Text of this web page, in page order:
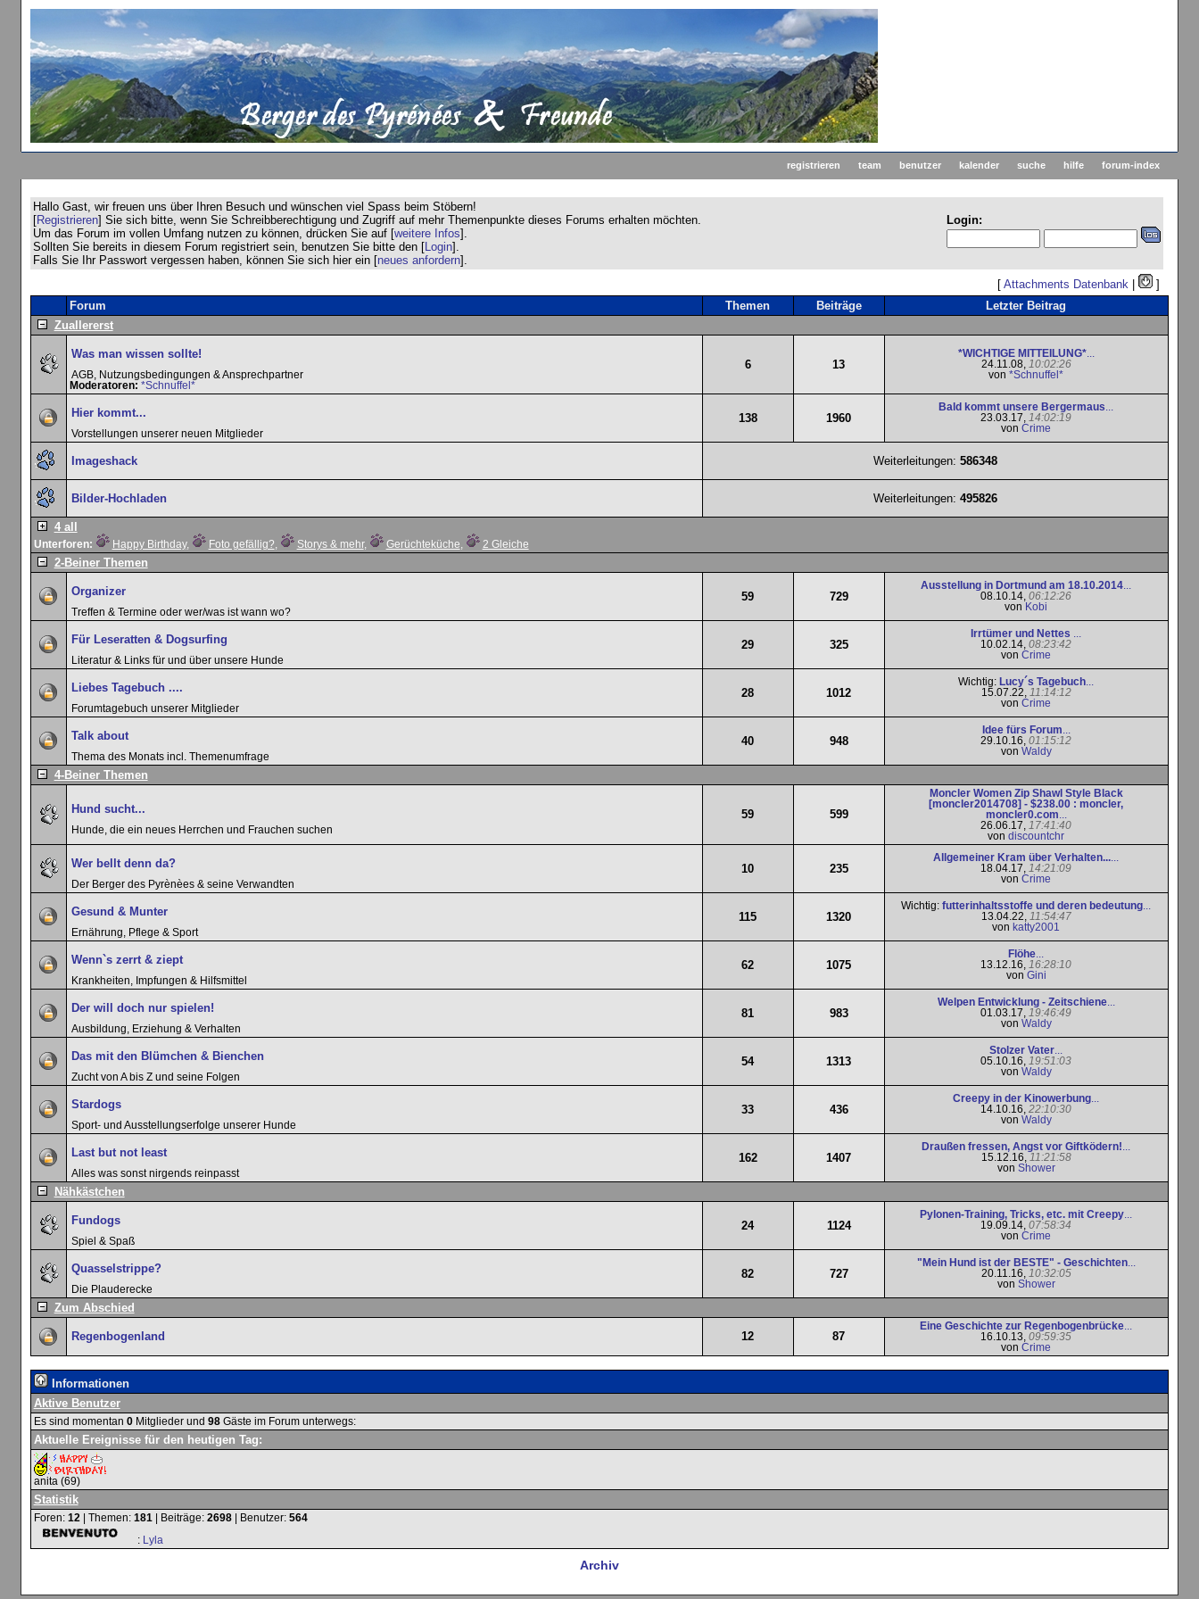
forum-index
hilfe
suche
kalender
benutzer
team
registrieren
Login:
Hallo Gast, wir freuen uns über Ihren Besuch und wünschen viel Spass beim Stöbern!
[Registrieren] Sie sich bitte, wenn Sie Schreibberechtigung und Zugriff auf mehr Themenpunkte dieses Forums erhalten möchten.
Um das Forum im vollen Umfang nutzen zu können, drücken Sie auf [weitere Infos].
Sollten Sie bereits in diesem Forum registriert sein, benutzen Sie bitte den [Login].
Falls Sie Ihr Passwort vergessen haben, können Sie sich hier ein [neues anfordern].
[Attachments Datenbank |
]
Forum
Themen Beiträge
Letzter Beitrag
Zuallererst
Was man wissen sollte!
AGB, Nutzungsbedingungen & Ansprechpartner
Moderatoren: *Schnuffel*
6 13
*WICHTIGE MITTEILUNG*...
24.11.08,
10:02:26
von*Schnuffel*
Hier kommt...
Vorstellungen unserer neuen Mitglieder
138 1960
Bald kommt unsere Bergermaus
23.03.17,
14:02:19
vonCrime
Imageshack Weiterleitungen: 586348
Bilder-Hochladen Weiterleitungen: 495826
4 all
Unterforen: Happy Birthday, Foto gefällig? Storys & mehr, Gerüchteküche 2 Gleiche
2-Beiner Themen
Organizer
Treffen & Termine oder wer/was ist wann wo?
59 729
Ausstellung in Dortmund am 18.10.2014
08.10.14,06:12:26
von Kobi
Für Leseratten & Dogsurfing
Literatur & Links für und über unsere Hunde
29 325
Irrtümer und Nettes
10.02.14,08:23:42
vonCrime
Liebes Tagebuch ....
Forumtagebuch unserer Mitglieder
28 1012
Wichtig: Lucy´s Tagebuch
15.07.22,
11:14:12
vonCrime
Talk about
Thema des Monats incl. Themenumfrage
40 948
Idee fürs Forum
29.10.16,01:15:12
von Waldy
4-Beiner Themen
Hund sucht...
Hunde, die ein neues Herrchen und Frauchen suchen
59 599
Moncler Women Zip Shawl Style Black
[moncler2014708] - $238.00 : moncler,
moncler0.com
26.06.17,
17:41:40
vondiscountchr
Wer bellt denn da?
Der Berger des Pyrènèes & seine Verwandten
10 235
Allgemeiner Kram über Verhalten...
18.04.17,
14:21:09
vonCrime
Gesund & Munter
Ernährung, Pflege & Sport
115 1320
Wichtig:futterinhaltsstoffe und deren bedeutung
13.04.22,
11:54:47
von katty2001
Wenn`s zerrt & ziept
Krankheiten, Impfungen & Hilfsmittel
62 1075
Flöhe
13.12.16,
16:28:10
von Gini
Der will doch nur spielen!
Ausbildung, Erziehung & Verhalten
81 983
Welpen Entwicklung - Zeitschiene...
01.03.17,
19:46:49
von Waldy
Das mit den Blümchen & Bienchen
Zucht von A bis Z und seine Folgen
54 1313
Stolzer Vater
05.10.16,
19:51:03
von Waldy
Stardogs
Sport- und Ausstellungserfolge unserer Hunde
33 436
Creepy in der Kinowerbung
14.10.16,22:10:30
von Waldy
Last but not least
Alles was sonst nirgends reinpasst
162 1407
Draußen fressen, Angst vor Giftködern!
15.12.16,
11:21:58
von Shower
Nähkästchen
Fundogs
Spiel & Spaß
24 1124
Pylonen-Training, Tricks, etc. mit Creepy
19.09.14,07:58:34
vonCrime
Quasselstrippe?
Die Plauderecke
82 727
"Mein Hund ist der BESTE" - Geschichten...
20.11.16,
10:32:05
von Shower
Zum Abschied
Regenbogenland 12 87
Eine Geschichte zur Regenbogenbrücke
16.10.13,09:59:35
vonCrime
Informationen
Aktive Benutzer
Es sind momentan 0Mitglieder und 98Gäste im Forum unterwegs:
Aktuelle Ereignisse für den heutigen Tag:
anita (69)
Statistik
Foren: 12 | Themen: 181 | Beiträge: 2698| Benutzer: 564
: Lyla
Archiv